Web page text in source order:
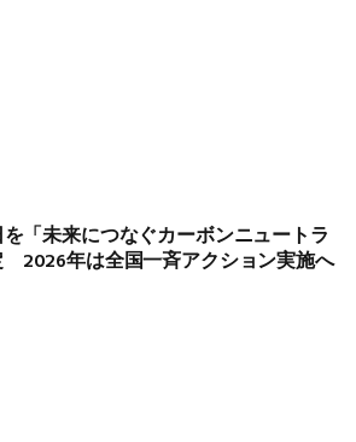
を「未来につなぐカーボンニュートラ
2026年は全国一斉アクション実施へ